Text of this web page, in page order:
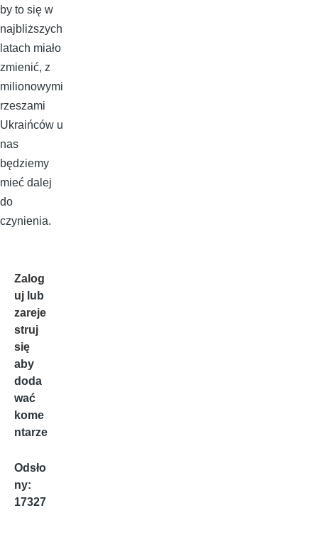
by to się w
najbliższych
latach miało
zmienić, z
milionowymi
rzeszami
Ukraińców u
nas
będziemy
mieć dalej
do
czynienia.
Zalog
uj lub
zareje
struj
się
aby
doda
wać
kome
ntarze
Odsło
ny:
17327